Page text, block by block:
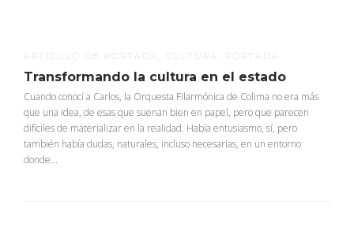
ARTÍCULO DE PORTADA CULTURA PORTADA
Transformando la cultura en el estado
Cuando conocí a Carlos, la Orquesta Filarmónica de Colima no era más
que una idea, de esas que suenan bien en papel, pero que parecen
difíciles de materializar en la realidad. Había entusiasmo, sí, pero
también había dudas, naturales, incluso necesarias, en un entorno
donde...